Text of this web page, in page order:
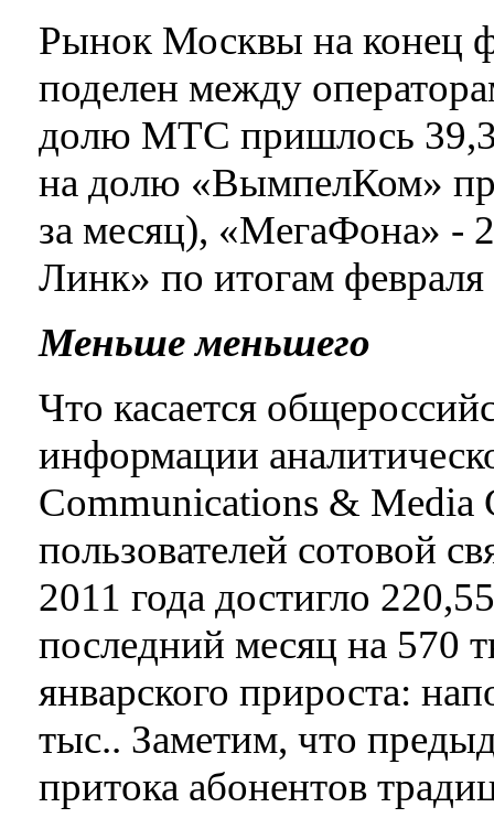
Рынок Москвы на конец
поделен между
долю МТС пришлось 39,3
на долю «ВымпелКом»
за месяц), «МегаФона» -
Линк» по итогам
Меньше меньшего
Что касается
информации
Communications & Media
пользователей сотовой
2011 года достигло
последний месяц на 570
январского прироста:
тыс.. Заметим, что
притока абонентов